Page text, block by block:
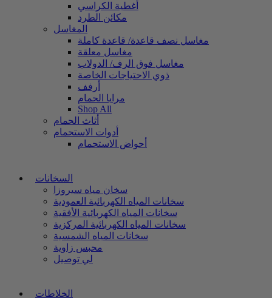
أغطية الكراسي
مكائن الطرد
المغاسل
مغاسل نصف قاعدة/ قاعدة كاملة
مغاسل معلقة
مغاسل فوق الرف/ الدولاب
ذوي الاحتياجات الخاصة
أرفف
مرايا الحمام
Shop All
أثاث الحمام
أدوات الاستحمام
أحواض الاستحمام
السخانات
سخان مياه سيروزا
سخانات المياه الكهربائية العمودية
سخانات المياه الكهربائية الأفقية
سخانات المياه الكهربائية المركزية
سخانات المياه الشمسية
محبس زاوية
لي توصيل
الخلاطات